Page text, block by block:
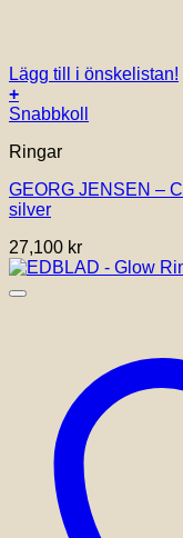
Lägg till i önskelistan!
+
Den
produkten
flera
varianter.
olika
alternativen
kan
Snabbkoll
Ringar
GEORG JENSEN –
silver
27,100 kr